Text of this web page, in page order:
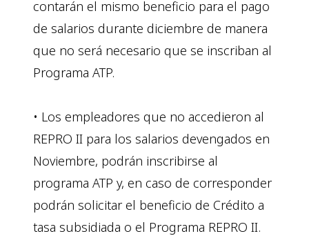
contarán el mismo beneficio para el pago
de salarios durante diciembre de manera
que no será necesario que se inscriban al
Programa ATP.
• Los empleadores que no accedieron al
REPRO II para los salarios devengados en
Noviembre, podrán inscribirse al
programa ATP y, en caso de corresponder
podrán solicitar el beneficio de Crédito a
tasa subsidiada o el Programa REPRO II.